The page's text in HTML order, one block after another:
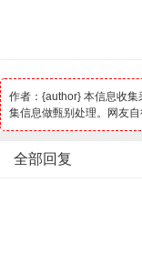
作者：{author} 本信息收集
集信息做甄别处理。网友自
全部回复